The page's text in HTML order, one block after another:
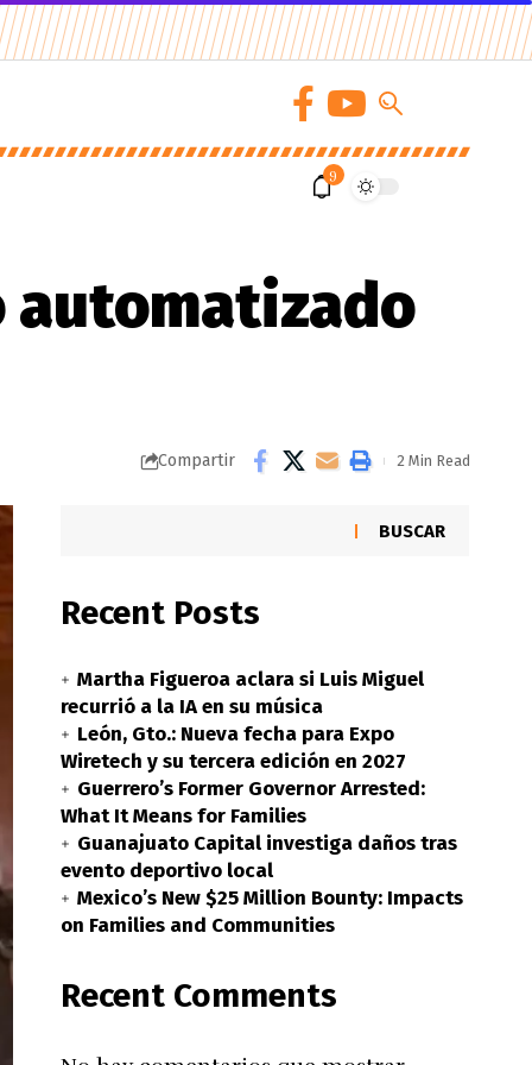
9
automatizado
Compartir 2 Min Read
BUSCAR
Recent Posts
Martha Figueroa aclara si Luis Miguel
recurrió a la IA en su música
León, Gto.: Nueva fecha para Expo
Wiretech y su tercera edición en 2027
Guerrero’s Former Governor Arrested:
What It Means for Families
Guanajuato Capital investiga daños tras
evento deportivo local
Mexico’s New $25 Million Bounty: Impacts
on Families and Communities
Recent Comments